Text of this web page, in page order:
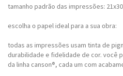
tamanho padrão das impressões:
escolha o papel ideal para a sua obra:
todas as impressões usam tinta de
durabilidade e fidelidade de cor. você
da linha canson®, cada um com